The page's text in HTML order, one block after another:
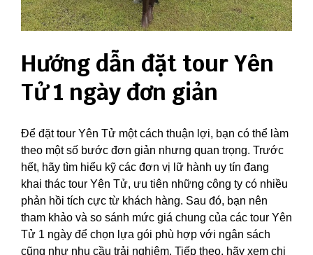
Hướng dẫn đặt tour Yên
Tử 1 ngày đơn giản
Để đặt tour Yên Tử một cách thuận lợi, bạn có thể làm
theo một số bước đơn giản nhưng quan trọng. Trước
hết, hãy tìm hiểu kỹ các đơn vị lữ hành uy tín đang
khai thác tour Yên Tử, ưu tiên những công ty có nhiều
phản hồi tích cực từ khách hàng. Sau đó, bạn nên
tham khảo và so sánh mức giá chung của các tour Yên
Tử 1 ngày để chọn lựa gói phù hợp với ngân sách
cũng như nhu cầu trải nghiệm. Tiếp theo, hãy xem chi